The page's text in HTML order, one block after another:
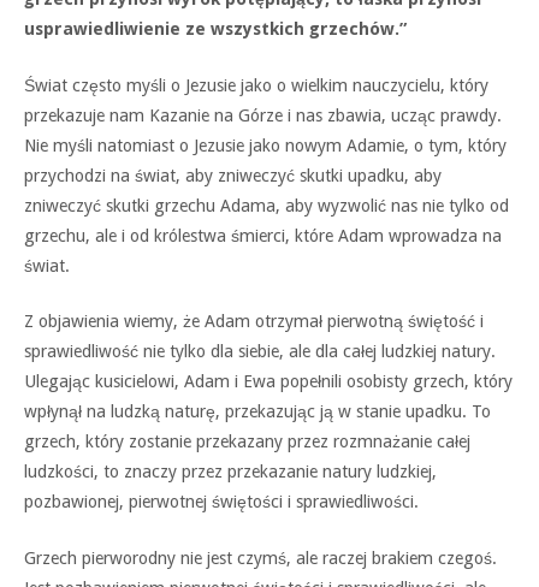
usprawiedliwienie ze wszystkich grzechów.”
Świat często myśli o Jezusie jako o wielkim nauczycielu, który
przekazuje nam Kazanie na Górze i nas zbawia, ucząc prawdy.
Nie myśli natomiast o Jezusie jako nowym Adamie, o tym, który
przychodzi na świat, aby zniweczyć skutki upadku, aby
zniweczyć skutki grzechu Adama, aby wyzwolić nas nie tylko od
grzechu, ale i od królestwa śmierci, które Adam wprowadza na
świat.
Z objawienia wiemy, że Adam otrzymał pierwotną świętość i
sprawiedliwość nie tylko dla siebie, ale dla całej ludzkiej natury.
Ulegając kusicielowi, Adam i Ewa popełnili osobisty grzech, który
wpłynął na ludzką naturę, przekazując ją w stanie upadku. To
grzech, który zostanie przekazany przez rozmnażanie całej
ludzkości, to znaczy przez przekazanie natury ludzkiej,
pozbawionej, pierwotnej świętości i sprawiedliwości.
Grzech pierworodny nie jest czymś, ale raczej brakiem czegoś.